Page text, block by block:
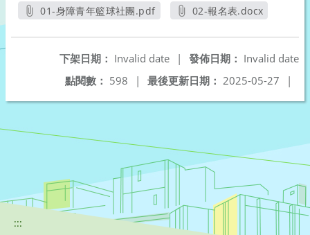
01-身障青年籃球社團.pdf
02-報名表.docx
發佈日期： Invalid date
下架日期： Invalid date
|
最後更新日期： 2025-05-27 |
點閱數： 598 |
:::